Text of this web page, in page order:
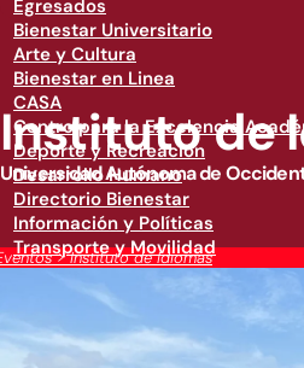
Egresados
Bienestar Universitario
Arte y Cultura
Bienestar en Linea
CASA
Centro para la Excelencia
Deporte y Recreación
Desarrollo Humano
Directorio Bienestar
Información y Políticas
Transporte y Movilidad
>Instituto de Idiomas
Instituto de
Universidad Autónoma de